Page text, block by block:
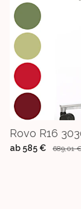
Rovo R16
ab 585 € 689,01